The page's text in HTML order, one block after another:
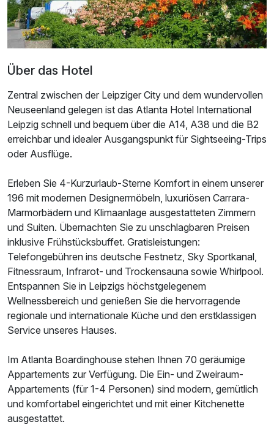
Strauß Rosen 40,00 €
pro Stück (1 Tag/e)
Upgrade Komfort-Etage
pro Nacht
Wellness- Auszeit in der Sachsen Therme
Leipzig Kinderfestpreis
55,00 €
pro Aufenthalt
Wellness- Auszeit in der Sachsen Therme
Leipzig Kinderfestpreis
119,00 €
pro Aufenthalt
Ausstattung
Zusatznächte
Für 3 Tage p.P. ab 99,00 €
Doppelzimmer Superior
Über das Hotel
Zentral zwischen der Leipziger City und dem wundervollen
Neuseenland gelegen ist das Atlanta Hotel International
Leipzig schnell und bequem über die A14, A38 und die B2
erreichbar und idealer Ausgangspunkt für Sightseeing-Trips
oder Ausflüge.
Erleben Sie 4-Kurzurlaub-Sterne Komfort in einem unserer
196 mit modernen Designermöbeln, luxuriösen Carrara-
Marmorbädern und Klimaanlage ausgestatteten Zimmern
und Suiten. Übernachten Sie zu unschlagbaren Preisen
inklusive Frühstücksbuffet. Gratisleistungen:
Telefongebühren ins deutsche Festnetz, Sky Sportkanal,
Fitnessraum, Infrarot- und Trockensauna sowie Whirlpool.
Entspannen Sie in Leipzigs höchstgelegenem
Wellnessbereich und genießen Sie die hervorragende
regionale und internationale Küche und den erstklassigen
Service unseres Hauses.
Im Atlanta Boardinghouse stehen Ihnen 70 geräumige
Appartements zur Verfügung. Die Ein- und Zweiraum-
Appartements (für 1-4 Personen) sind modern, gemütlich
und komfortabel eingerichtet und mit einer Kitchenette
ausgestattet.